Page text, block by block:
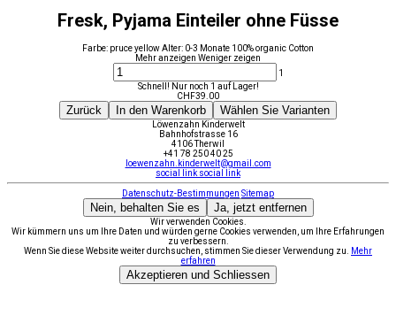
Fresk, Pyjama Einteiler ohne Füsse
Farbe: pruce yellow Alter: 0-3 Monate 100% organic Cotton
Mehr anzeigen Weniger zeigen
1
Schnell! Nur noch 1 auf Lager!
CHF39.00
Zurück In den Warenkorb Wählen Sie Varianten
Löwenzahn Kinderwelt
Bahnhofstrasse 16
4106 Therwil
+41 78 250 40 25
loewenzahn.kinderwelt@gmail.com
social link social link
Datenschutz-Bestimmungen Sitemap
Nein, behalten Sie es Ja, jetzt entfernen
Wir verwenden Cookies.
Wir kümmern uns um Ihre Daten und würden gerne Cookies verwenden, um Ihre Erfahrungen
zu verbessern.
Wenn Sie diese Website weiter durchsuchen, stimmen Sie dieser Verwendung zu.
Mehr
erfahren
Akzeptieren und Schliessen